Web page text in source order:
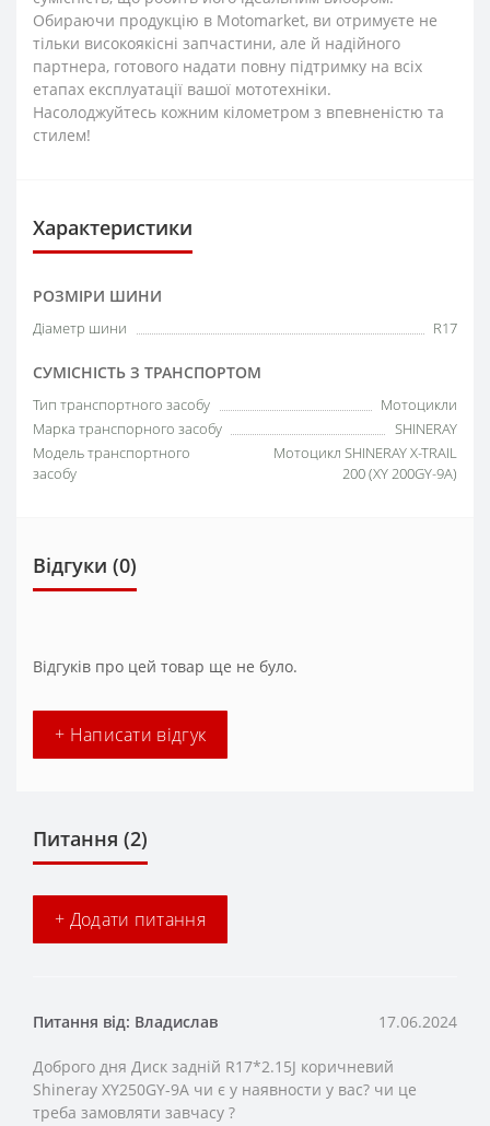
Обираючи продукцію в Motomarket, ви отримуєте не
тільки високоякісні запчастини, але й надійного
партнера, готового надати повну підтримку на всіх
етапах експлуатації вашої мототехніки.
Насолоджуйтесь кожним кілометром з впевненістю та
стилем!
Характеристики
РОЗМІРИ ШИНИ
Діаметр шини R17
СУМІСНІСТЬ З ТРАНСПОРТОМ
Тип транспортного засобу
Мотоцикли
Марка транспорного засобу
SHINERAY
Модель транспортного
засобу
Мотоцикл SHINERAY X-TRAIL
200 (XY 200GY-9A)
Відгуки (0)
Відгуків про цей товар ще не було.
+ Написати відгук
Питання (2)
+ Додати питання
Питання від: Владислав 17.06.2024
Доброго дня Диск задній R17*2.15J коричневий
Shineray XY250GY-9A чи є у наявности у вас? чи це
треба замовляти завчасу ?